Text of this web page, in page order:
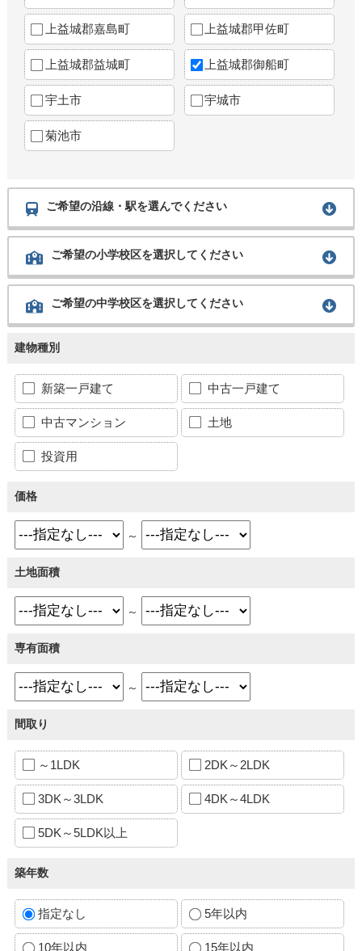
上益城郡嘉島町 上益城郡甲佐町
上益城郡益城町 上益城郡御船町
宇土市 宇城市
菊池市
ご希望の沿線・駅を選んでください
ご希望の小学校区を選択してください
ご希望の中学校区を選択してください
建物種別
新築一戸建て 中古一戸建て
中古マンション 土地
投資用
価格
～
土地面積
～
専有面積
～
間取り
～1LDK 2DK～2LDK
3DK～3LDK 4DK～4LDK
5DK～5LDK以上
築年数
指定なし 5年以内
10年以内 15年以内